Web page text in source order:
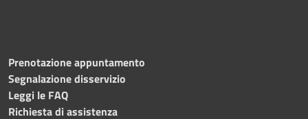
Prenotazione appuntamento
Segnalazione disservizio
Leggi le FAQ
Richiesta di assistenza